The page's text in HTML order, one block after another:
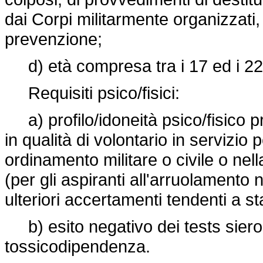
dai Corpi militarmente
prevenzione;
d) età compresa tra i 17 ed i
Requisiti psico/fisici:
a) profilo/idoneità psico/fisico
in qualità di volontario in servizio
ordinamento militare o civile o
(per gli aspiranti all'arruolamento
ulteriori accertamenti tendenti a
b) esito negativo dei tests
tossicodipendenza.